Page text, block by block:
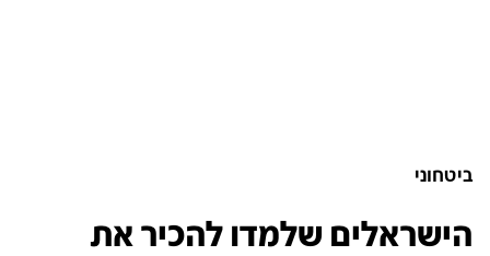
ביטחוני
הישראלים שלמדו להכיר את